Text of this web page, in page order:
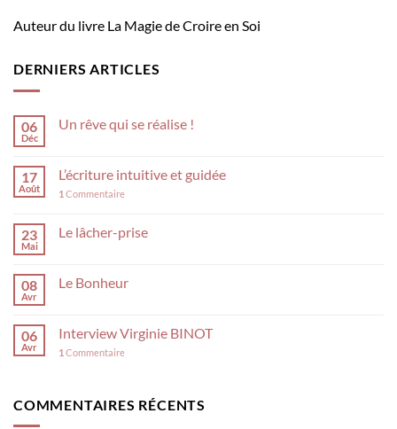
Auteur du livre La Magie de Croire en Soi
DERNIERS ARTICLES
06
Déc
Un rêve qui se réalise !
17
Août
L’écriture intuitive et guidée
1 Commentaire
23
Mai
Le lâcher-prise
08
Avr
Le Bonheur
06
Avr
Interview Virginie BINOT
1 Commentaire
COMMENTAIRES RÉCENTS